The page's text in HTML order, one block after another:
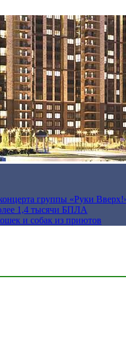
группы «Руки
1,4 тысячи БПЛА
и собак из приютов